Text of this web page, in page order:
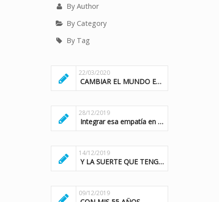
By Author
By Category
By Tag
22/03/2020
CAMBIAR EL MUNDO ES UNA SOLUCION BIDIRECCIONAL
28/12/2019
Integrar esa empatía en el corazón del negocio
14/12/2019
Y LA SUERTE QUE TENGO DE HABERTE PODIDO ENCONTRAR
09/12/2019